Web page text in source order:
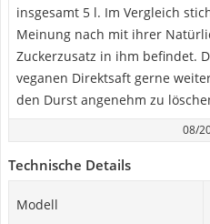
insgesamt 5 l. Im Vergleich
Meinung nach mit ihrer
Zuckerzusatz in ihm befindet.
veganen Direktsaft gerne
den Durst angenehm zu
08/
Technische Details
Modell